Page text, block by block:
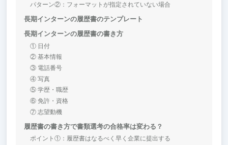
パターン②：フォーマットが指定されていない場合
長期インターンの履歴書のテンプレート
長期インターンの履歴書の書き方
① 日付
② 基本情報
③ 電話番号
④ 写真
⑤ 学歴・職歴
⑥ 免許・資格
⑦ 志望動機
履歴書の書き方で書類選考の合格率は変わる？
ポイント①：履歴書はなるべく早く企業に提出する